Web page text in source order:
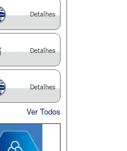
Detalhes
Detalhes
Detalhes
Ver Todos